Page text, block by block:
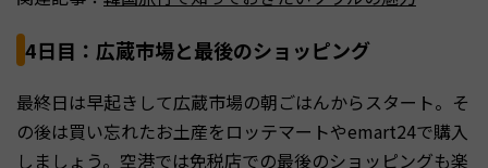
4日目：広蔵市場と最後のショッピング
最終日は早起きして広蔵市場の朝ごはんからスタート。そ
の後は買い忘れたお土産をロッテマートやemart24で購入
しましょう。空港では免税店での最後のショッピングも楽